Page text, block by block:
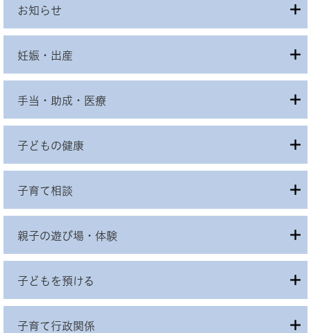
お知らせ
妊娠・出産
手当・助成・医療
子どもの健康
子育て相談
親子の遊び場・体験
子どもを預ける
子育て行政関係